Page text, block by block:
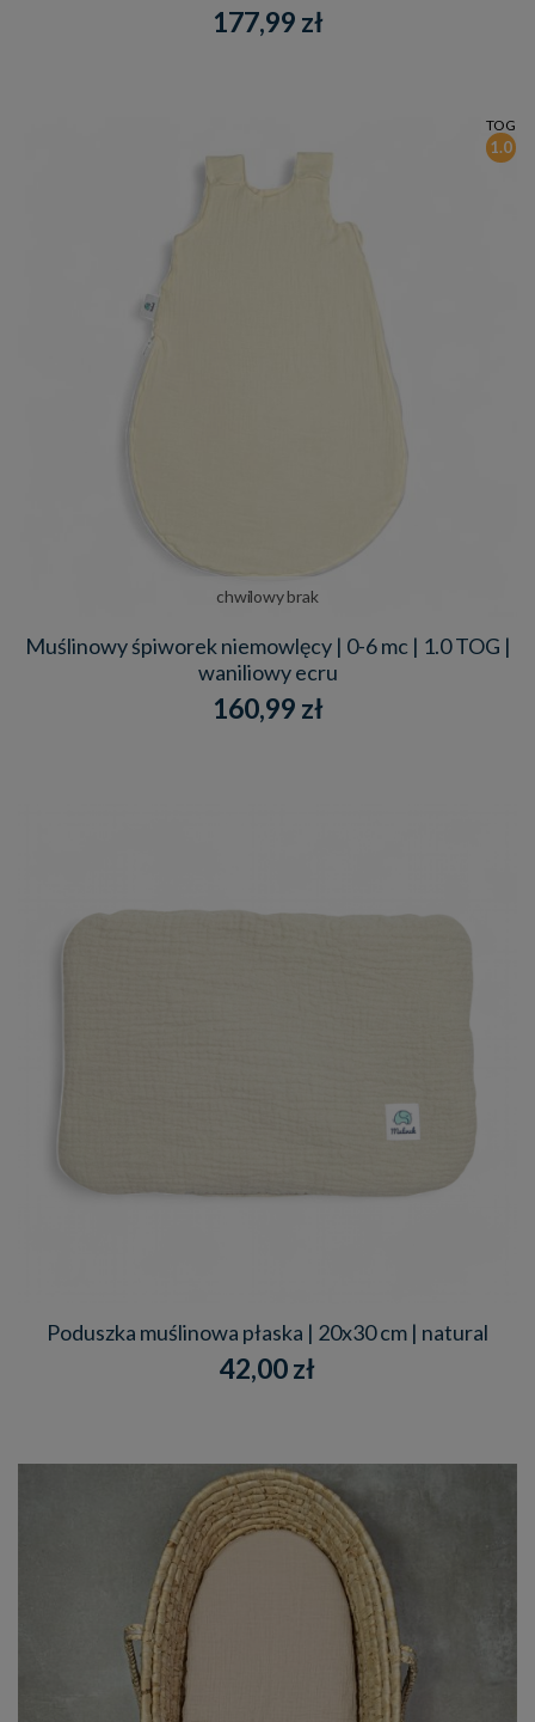
177,99 zł
TOG
1.0
chwilowy brak
Muślinowy śpiworek niemowlęcy | 0-6 mc | 1.0 TOG |
waniliowy ecru
160,99 zł
Poduszka muślinowa płaska | 20x30 cm | natural
42,00 zł